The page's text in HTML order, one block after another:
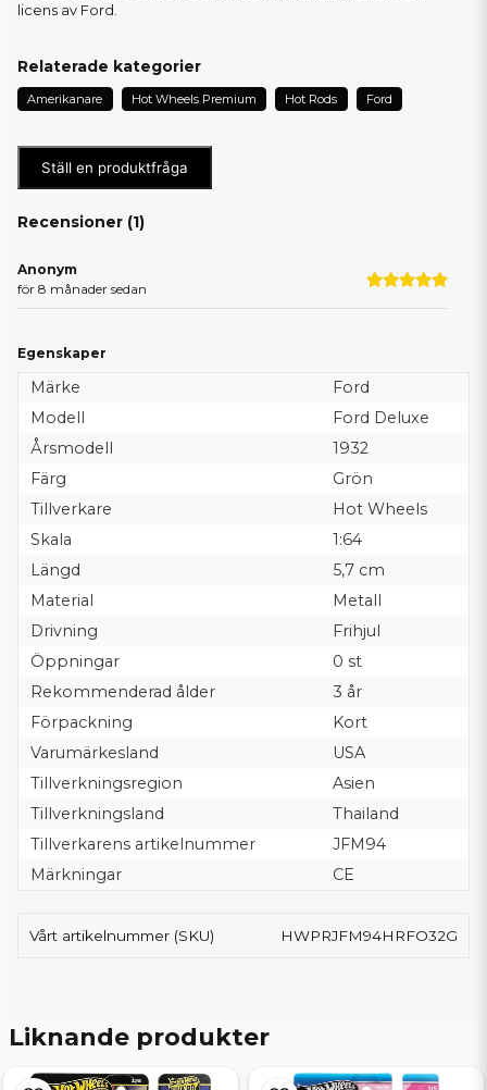
licens av Ford.
Relaterade kategorier
Amerikanare Hot Wheels Premium Hot Rods Ford
Ställ en produktfråga
Recensioner (1)
Anonym
för 8 månader sedan
Egenskaper
Märke
Ford
Modell
Ford Deluxe
Årsmodell
1932
Färg
Grön
Tillverkare
Hot Wheels
Skala
1:64
Längd
5,7 cm
Material
Metall
Drivning
Frihjul
Öppningar
0 st
Rekommenderad ålder
3 år
Förpackning
Kort
Varumärkesland
USA
Tillverkningsregion
Asien
Tillverkningsland
Thailand
Tillverkarens artikelnummer
JFM94
Märkningar
CE
Vårt artikelnummer (SKU) HWPRJFM94HRFO32G
Liknande produkter